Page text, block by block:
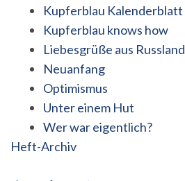
Kupferblau Kalenderblatt
Kupferblau knows how
Liebesgrüße aus Russland
Neuanfang
Optimismus
Unter einem Hut
Wer war eigentlich?
Heft-Archiv